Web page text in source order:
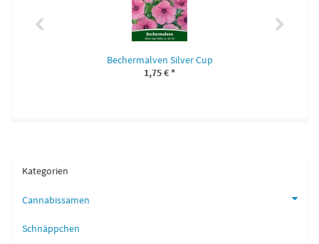
Bechermalven Silver Cup
1,75 €*
Kategorien
Cannabissamen
Schnäppchen